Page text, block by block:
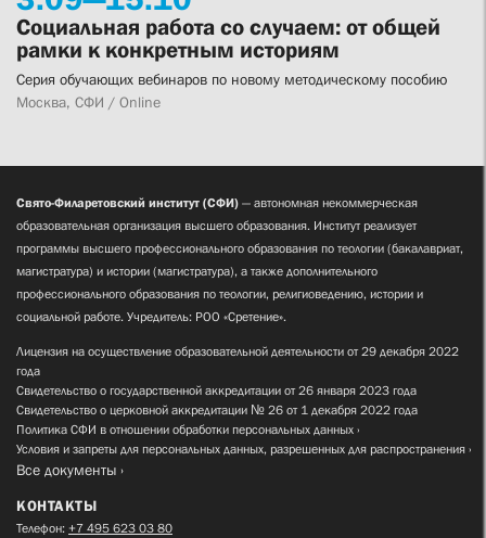
Социальная работа со случаем: от общей
рамки к конкретным историям
Серия обучающих вебинаров по новому методическому пособию
Москва, СФИ / Online
Свято-Филаретовский институт (СФИ) — автономная некоммерческая
образовательная организация высшего образования. Институт реализует
программы высшего профессионального образования по теологии (бакалавриат,
магистратура) и истории (магистратура), а также дополнительного
профессионального образования по теологии, религиоведению, истории и
социальной работе. Учредитель: РОО «Сретение».
Лицензия на осуществление образовательной деятельности от 29 декабря 2022
года
Свидетельство о государственной аккредитации от 26 января 2023 года
Свидетельство о церковной аккредитации № 26 от 1 декабря 2022 года
Политика СФИ в отношении обработки персональных данных
Условия и запреты для персональных данных, разрешенных для распространения
Все документы
КОНТАКТЫ
Телефон: +7 495 623 03 80